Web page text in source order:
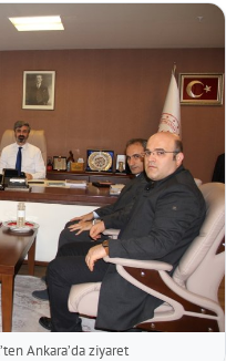
Ankara’da ziyaret